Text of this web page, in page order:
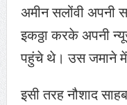
अमीन सलोंवी अपनी
इकठ्ठा करके अपनी
पहुंचे थे। उस जमाने
इसी तरह नौशाद